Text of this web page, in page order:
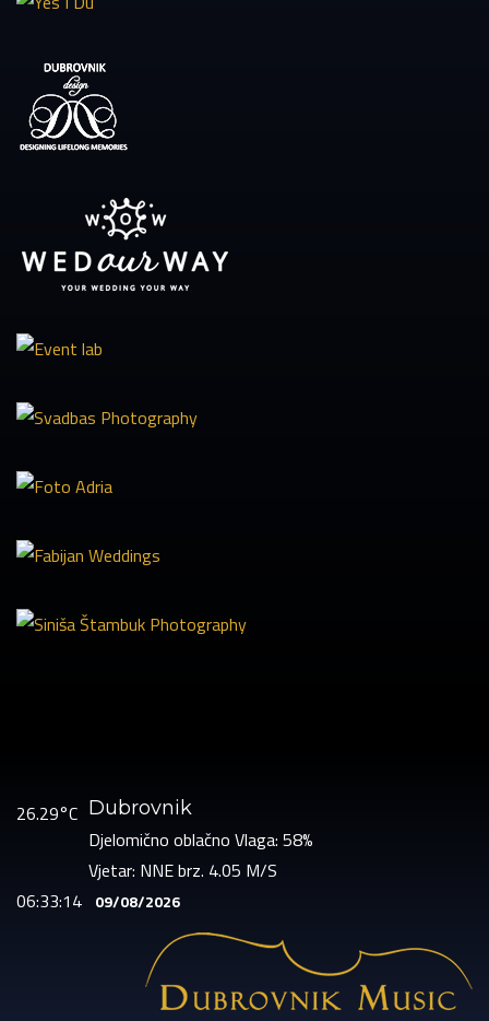
26.29°C Dubrovnik
Djelomično oblačno Vlaga: 58%
Vjetar: NNE brz. 4.05 M/S
06:33:14
09/08/2026